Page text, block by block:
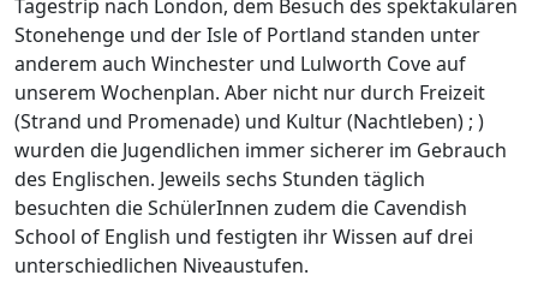
Tagestrip nach London, dem Besuch des spektakulären
Stonehenge und der Isle of Portland standen unter
anderem auch Winchester und Lulworth Cove auf
unserem Wochenplan. Aber nicht nur durch Freizeit
(Strand und Promenade) und Kultur (Nachtleben) ; )
wurden die Jugendlichen immer sicherer im Gebrauch
des Englischen. Jeweils sechs Stunden täglich
besuchten die SchülerInnen zudem die Cavendish
School of English und festigten ihr Wissen auf drei
unterschiedlichen Niveaustufen.